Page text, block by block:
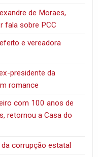
de Moraes,
fala sobre PCC
e vereadora
presidente da
romance
com 100 anos de
retornou a Casa do
da corrupção estatal